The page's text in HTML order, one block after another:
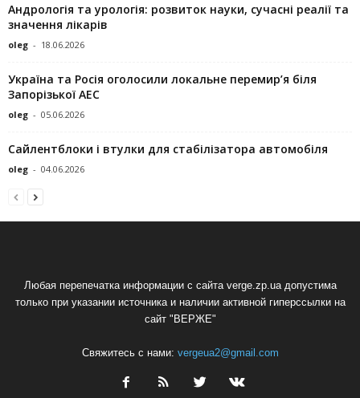
Андрологія та урологія: розвиток науки, сучасні реалії та
значення лікарів
oleg - 18.06.2026
Україна та Росія оголосили локальне перемир’я біля
Запорізької АЕС
oleg - 05.06.2026
Сайлентблоки і втулки для стабілізатора автомобіля
oleg - 04.06.2026
Любая перепечатка информации с сайта verge.zp.ua допустима
только при указании источника и наличии активной гиперссылки на
сайт "ВЕРЖЕ"
Свяжитесь с нами: vergeua2@gmail.com